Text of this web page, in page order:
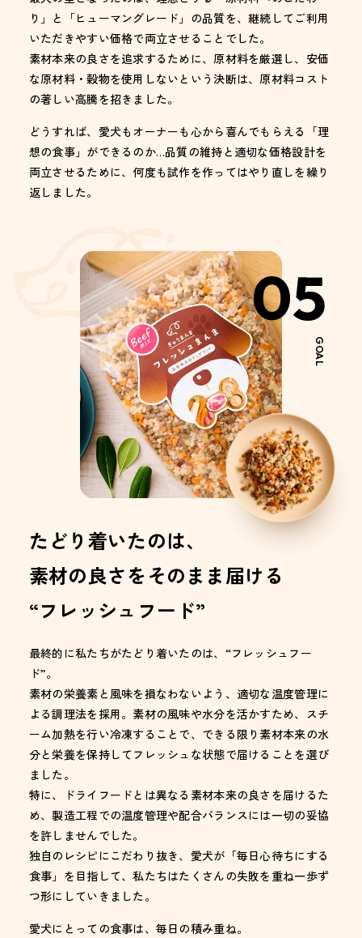
り」と「ヒューマングレード」の品質を、継続してご利用
いただきやすい価格で両立させることでした。
素材本来の良さを追求するために、原材料を厳選し、安価
な原材料・穀物を使用しないという決断は、原材料コスト
の著しい高騰を招きました。
どうすれば、愛犬もオーナーも心から喜んでもらえる「理
想の食事」ができるのか…品質の維持と適切な価格設計を
両立させるために、何度も試作を作ってはやり直しを繰り
返しました。
05
GOAL
たどり着いたのは、
素材の良さをそのまま届ける
“フレッシュフード”
最終的に私たちがたどり着いたのは、“フレッシュフー
ド”。
素材の栄養素と風味を損なわないよう、適切な温度管理に
よる調理法を採用。素材の風味や水分を活かすため、スチ
ーム加熱を行い冷凍することで、できる限り素材本来の水
分と栄養を保持してフレッシュな状態で届けることを選び
ました。
特に、ドライフードとは異なる素材本来の良さを届けるた
め、製造工程での温度管理や配合バランスには一切の妥協
を許しませんでした。
独自のレシピにこだわり抜き、愛犬が「毎日心待ちにする
食事」を目指して、私たちはたくさんの失敗を重ね一歩ず
つ形にしていきました。
愛犬にとっての食事は、毎日の積み重ね。